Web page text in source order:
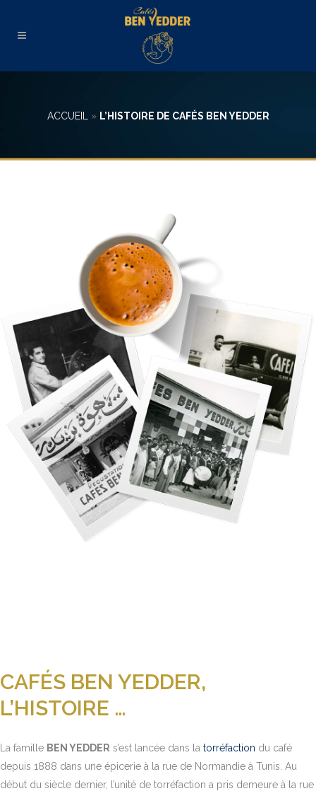
ACCUEIL » L’HISTOIRE DE CAFÉS BEN YEDDER
CAFÉS BEN YEDDER,
L’HISTOIRE …
La famille BEN YEDDER s’est lancée dans la torréfaction du café
depuis 1888 dans une épicerie à la rue de Normandie à Tunis. Au
début du siècle dernier, l’unité de torréfaction a pris demeure à la rue